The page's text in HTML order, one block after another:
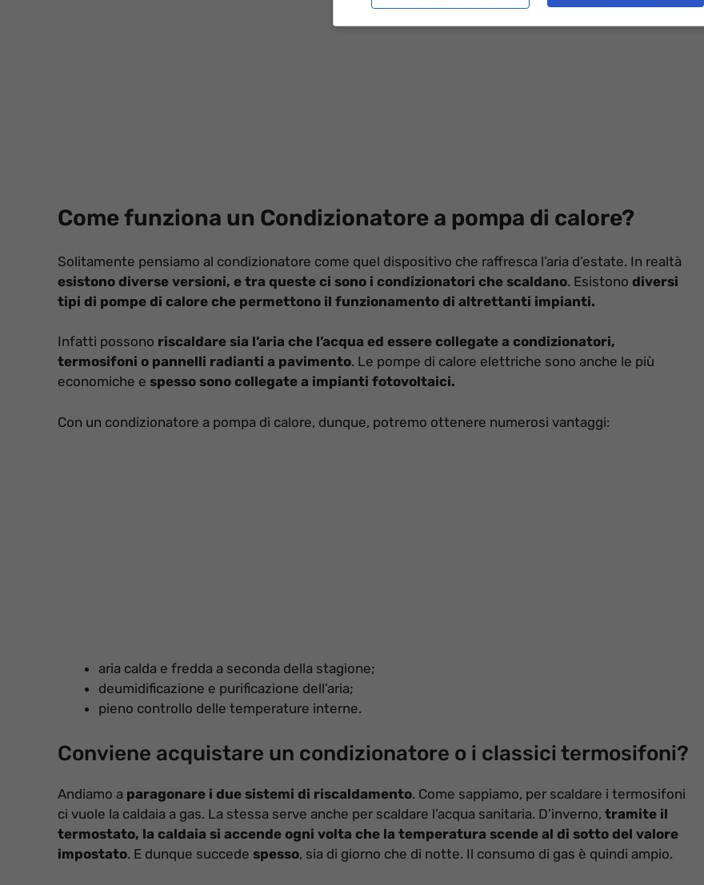
Come funziona un Condizionatore a pompa di calore?
Solitamente pensiamo al condizionatore come quel dispositivo che raffresca l’aria d’estate. In realtà
esistono diverse versioni, e tra queste ci sono i condizionatori che scaldano. Esistono diversi
tipi di pompe di calore che permettono il funzionamento di altrettanti impianti.
Infatti possono riscaldare sia l’aria che l’acqua ed essere collegate a condizionatori,
termosifoni o pannelli radianti a pavimento. Le pompe di calore elettriche sono anche le più
economiche e spesso sono collegate a impianti fotovoltaici.
Con un condizionatore a pompa di calore, dunque, potremo ottenere numerosi vantaggi:
aria calda e fredda a seconda della stagione;
deumidificazione e purificazione dell’aria;
pieno controllo delle temperature interne.
Conviene acquistare un condizionatore o i classici termosifoni?
Andiamo a paragonare i due sistemi di riscaldamento. Come sappiamo, per scaldare i termosifoni
ci vuole la caldaia a gas. La stessa serve anche per scaldare l’acqua sanitaria. D’inverno, tramite il
termostato, la caldaia si accende ogni volta che la temperatura scende al di sotto del valore
impostato. E dunque succede spesso, sia di giorno che di notte. Il consumo di gas è quindi ampio.